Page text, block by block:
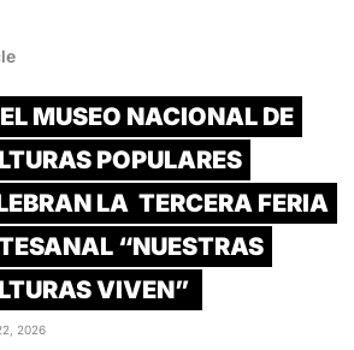
MUSEO NACIONAL DE
POPULARES
LA TERCERA FERIA
“NUESTRAS
VIVEN”
2026